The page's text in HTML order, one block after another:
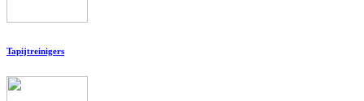
Tapijtreinigers